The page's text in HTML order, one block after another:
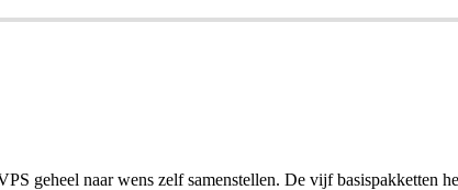
geheel naar wens zelf samenstellen. De vijf basispakketten